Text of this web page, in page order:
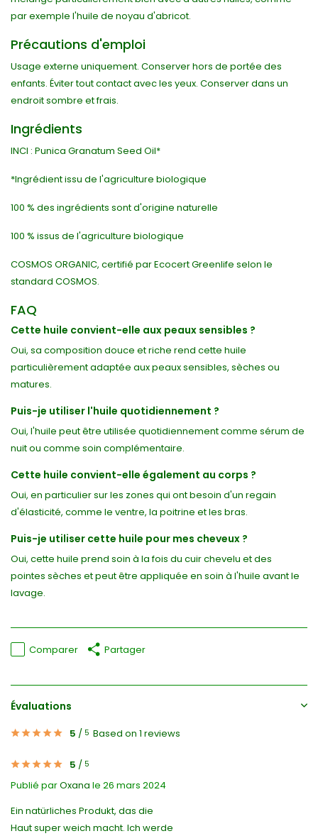
par exemple l'huile de noyau d'abricot.
Précautions d'emploi
Usage externe uniquement. Conserver hors de portée des
enfants. Éviter tout contact avec les yeux. Conserver dans un
endroit sombre et frais.
Ingrédients
INCI : Punica Granatum Seed Oil*
*Ingrédient issu de l'agriculture biologique
100 % des ingrédients sont d'origine naturelle
100 % issus de l'agriculture biologique
COSMOS ORGANIC, certifié par Ecocert Greenlife selon le
standard COSMOS.
FAQ
Cette huile convient-elle aux peaux sensibles ?
Oui, sa composition douce et riche rend cette huile
particulièrement adaptée aux peaux sensibles, sèches ou
matures.
Puis-je utiliser l'huile quotidiennement ?
Oui, l'huile peut être utilisée quotidiennement comme sérum de
nuit ou comme soin complémentaire.
Cette huile convient-elle également au corps ?
Oui, en particulier sur les zones qui ont besoin d'un regain
d'élasticité, comme le ventre, la poitrine et les bras.
Puis-je utiliser cette huile pour mes cheveux ?
Oui, cette huile prend soin à la fois du cuir chevelu et des
pointes sèches et peut être appliquée en soin à l'huile avant le
lavage.
Comparer Partager
Évaluations
5 / 5 Based on 1 reviews
5 / 5
Publié parOxana le 26 mars 2024
Ein natürliches Produkt, das die
Haut super weich macht. Ich werde